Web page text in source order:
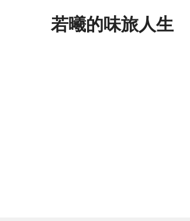
若曦的味旅人生